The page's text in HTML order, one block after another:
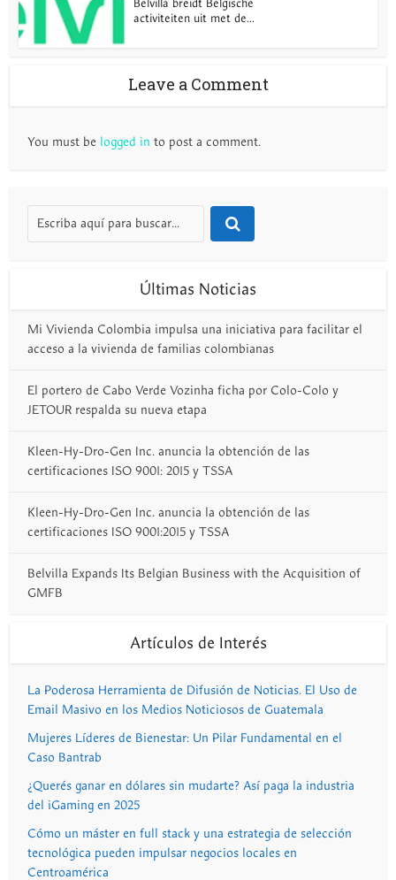
Belvilla breidt Belgische
activiteiten uit met de...
Leave a Comment
You must be logged in to post a comment.
Últimas Noticias
Mi Vivienda Colombia impulsa una iniciativa para facilitar el
acceso a la vivienda de familias colombianas
El portero de Cabo Verde Vozinha ficha por Colo-Colo y
JETOUR respalda su nueva etapa
Kleen-Hy-Dro-Gen Inc. anuncia la obtención de las
certificaciones ISO 9001: 2015 y TSSA
Kleen-Hy-Dro-Gen Inc. anuncia la obtención de las
certificaciones ISO 9001:2015 y TSSA
Belvilla Expands Its Belgian Business with the Acquisition of
GMFB
Artículos de Interés
La Poderosa Herramienta de Difusión de Noticias. El Uso de
Email Masivo en los Medios Noticiosos de Guatemala
Mujeres Líderes de Bienestar: Un Pilar Fundamental en el
Caso Bantrab
¿Querés ganar en dólares sin mudarte? Así paga la industria
del iGaming en 2025
Cómo un máster en full stack y una estrategia de selección
tecnológica pueden impulsar negocios locales en
Centroamérica